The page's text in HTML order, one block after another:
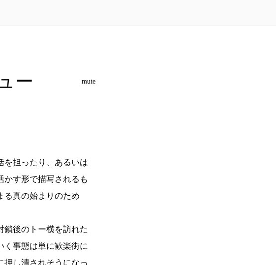
ー mute
担ったり、あるいは
かす形で描写されるも
る真の始まりのため
後のトー横を訪れた
く事態は単に歓楽街に
押し潰されそうになっ